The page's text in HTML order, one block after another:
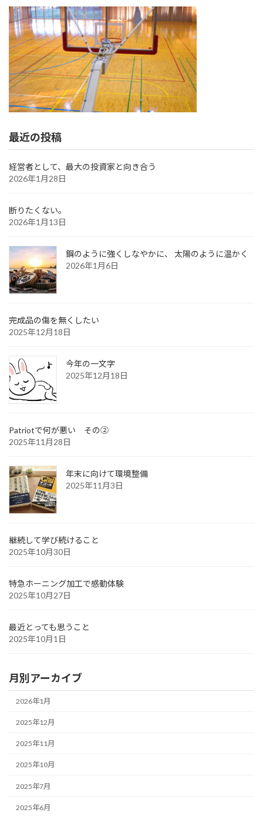
最近の投稿
経営者として、最大の投資家と向き合う
2026年1月28日
断りたくない。
2026年1月13日
鋼のように強くしなやかに、 太陽のように温かく
2026年1月6日
完成品の傷を無くしたい
2025年12月18日
今年の一文字
2025年12月18日
Patriotで何が悪い その②
2025年11月28日
年末に向けて環境整備
2025年11月3日
継続して学び続けること
2025年10月30日
特急ホーニング加工で感動体験
2025年10月27日
最近とっても思うこと
2025年10月1日
月別アーカイブ
2026年1月
2025年12月
2025年11月
2025年10月
2025年7月
2025年6月